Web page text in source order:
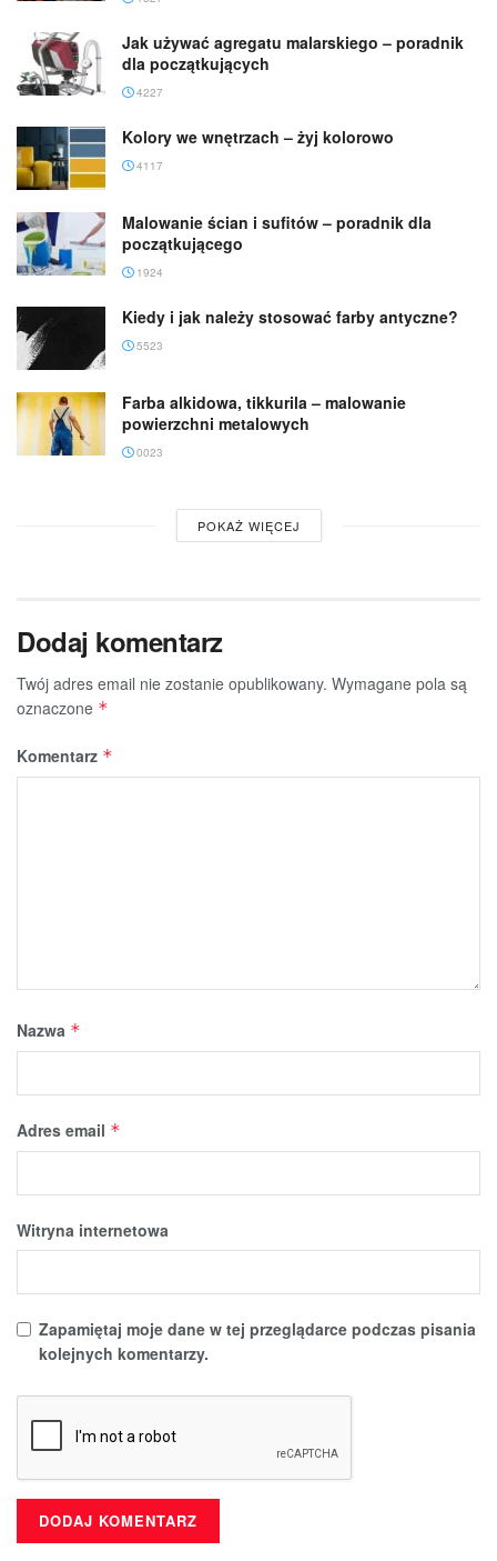
Jak używać agregatu malarskiego – poradnik
dla początkujących
4227
Kolory we wnętrzach – żyj kolorowo
4117
Malowanie ścian i sufitów – poradnik dla
początkującego
1924
Kiedy i jak należy stosować farby antyczne?
5523
Farba alkidowa, tikkurila – malowanie
powierzchni metalowych
0023
POKAŻ WIĘCEJ
Dodaj komentarz
Twój adres email nie zostanie opublikowany. Wymagane pola są
oznaczone *
Komentarz *
Nazwa *
Adres email *
Witryna internetowa
Zapamiętaj moje dane w tej przeglądarce podczas pisania
kolejnych komentarzy.